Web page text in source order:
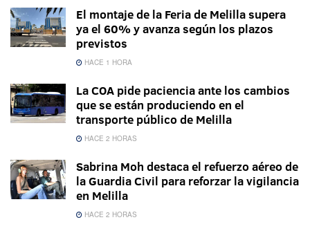
El montaje de la Feria de Melilla supera
ya el 60% y avanza según los plazos
previstos
HACE 1 HORA
La COA pide paciencia ante los cambios
que se están produciendo en el
transporte público de Melilla
HACE 2 HORAS
Sabrina Moh destaca el refuerzo aéreo de
la Guardia Civil para reforzar la vigilancia
en Melilla
HACE 2 HORAS